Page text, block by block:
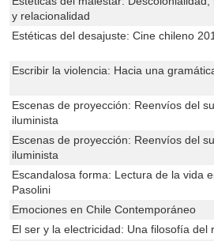
y relacionalidad
Estéticas del desajuste: Cine chileno
Escribir la violencia: Hacia una
Escenas de proyección: Reenvíos del
iluminista
Escenas de proyección: Reenvíos del
iluminista
Escandalosa forma: Lectura de la vida
Pasolini
Emociones en Chile Contemporáneo
El ser y la electricidad: Una filosofía del